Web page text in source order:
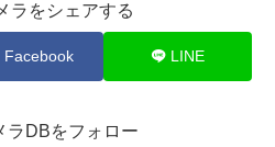
ラをシェアする
Facebook LINE
ラDBをフォロー